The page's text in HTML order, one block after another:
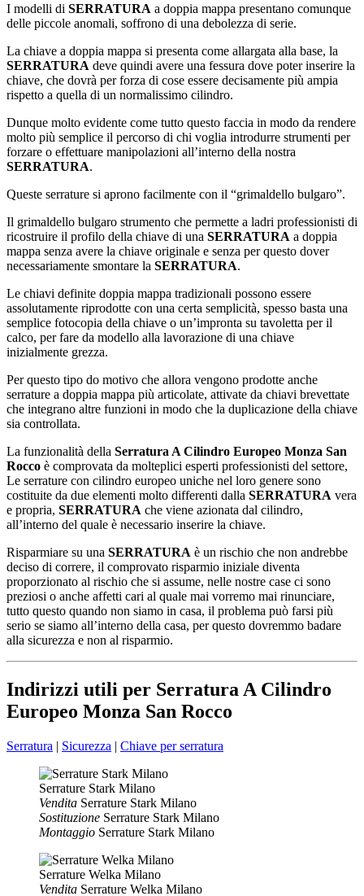
I modelli di SERRATURA a doppia mappa presentano comunque
delle piccole anomali, soffrono di una debolezza di serie.
La chiave a doppia mappa si presenta come allargata alla base, la
SERRATURA deve quindi avere una fessura dove poter inserire la
chiave, che dovrà per forza di cose essere decisamente più ampia
rispetto a quella di un normalissimo cilindro.
Dunque molto evidente come tutto questo faccia in modo da rendere
molto più semplice il percorso di chi voglia introdurre strumenti per
forzare o effettuare manipolazioni all’interno della nostra
SERRATURA.
Queste serrature si aprono facilmente con il “grimaldello bulgaro”.
Il grimaldello bulgaro strumento che permette a ladri professionisti di
ricostruire il profilo della chiave di una SERRATURA a doppia
mappa senza avere la chiave originale e senza per questo dover
necessariamente smontare la SERRATURA.
Le chiavi definite doppia mappa tradizionali possono essere
assolutamente riprodotte con una certa semplicità, spesso basta una
semplice fotocopia della chiave o un’impronta su tavoletta per il
calco, per fare da modello alla lavorazione di una chiave
inizialmente grezza.
Per questo tipo do motivo che allora vengono prodotte anche
serrature a doppia mappa più articolate, attivate da chiavi brevettate
che integrano altre funzioni in modo che la duplicazione della chiave
sia controllata.
La funzionalità della Serratura A Cilindro Europeo Monza San
Rocco è comprovata da molteplici esperti professionisti del settore,
Le serrature con cilindro europeo uniche nel loro genere sono
costituite da due elementi molto differenti dalla SERRATURA vera
e propria, SERRATURA che viene azionata dal cilindro,
all’interno del quale è necessario inserire la chiave.
Risparmiare su una SERRATURA è un rischio che non andrebbe
deciso di correre, il comprovato risparmio iniziale diventa
proporzionato al rischio che si assume, nelle nostre case ci sono
preziosi o anche affetti cari al quale mai vorremo mai rinunciare,
tutto questo quando non siamo in casa, il problema può farsi più
serio se siamo all’interno della casa, per questo dovremmo badare
alla sicurezza e non al risparmio.
Indirizzi utili per Serratura A Cilindro
Europeo Monza San Rocco
Serratura | Sicurezza | Chiave per serratura
Serrature Stark Milano
Vendita Serrature Stark Milano
Sostituzione Serrature Stark Milano
Montaggio Serrature Stark Milano
Serrature Welka Milano
Vendita Serrature Welka Milano